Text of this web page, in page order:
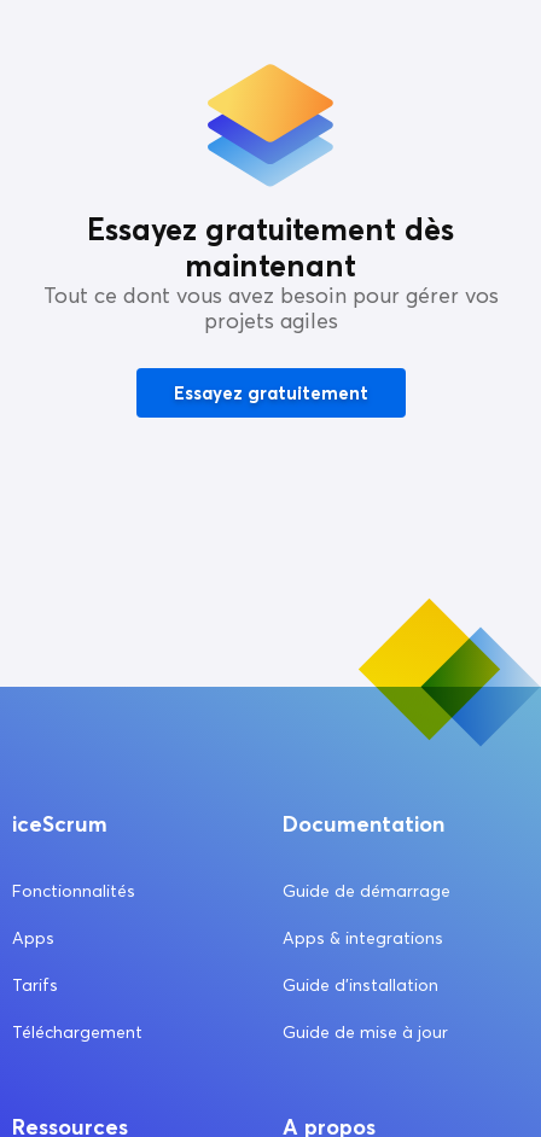
Essayez gratuitement dès
maintenant
Tout ce dont vous avez besoin pour gérer vos
projets agiles
Essayez gratuitement
iceScrum
Fonctionnalités
Apps
Tarifs
Téléchargement
Documentation
Guide de démarrage
Apps & integrations
Guide d’installation
Guide de mise à jour
Ressources A propos